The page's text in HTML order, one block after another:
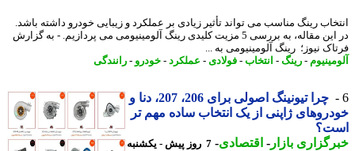
رینگ مناسب می تواند تأثیر زیادی بر عملکرد و زیبایی خودرو داشته باشد.
در این مقاله، به بررسی 5 مزیت کلیدی رینگ آلومینیومی می پردازیم. - به گزارش
نیوز؛ رینگ آلومینیومی به ...
-رینگ -انتخاب-فولادی-عملکرد-خودرو-رانندگی
چرا تیونینگ اصولی برای 206، 207، دنا و
ژاپنی از یک انتخاب ساده مهم تر
بازار- اقتصادی- 7 روز پیش - یکشنبه